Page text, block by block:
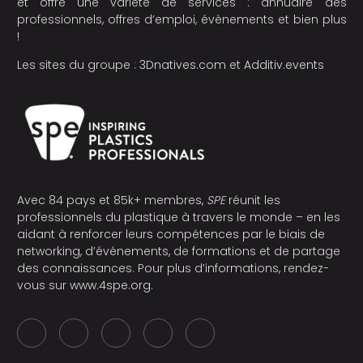
professionnels, offres d’emploi, évènements et bien plus
!
Les sites du groupe : 3Dnatives.com et Additiv.events
Avec 84 pays et 85k+ membres, SPEréunit les
professionnels du plastique à travers le monde – en les
aidant à renforcer leurs compétences par le biais de
networking, d’événements, de formations et de partage
des connaissances. Pour plus d’informations, rendez-
vous sur www.4spe.org.